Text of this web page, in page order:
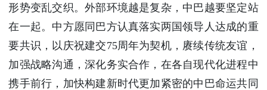
形势变乱交织。外部环境越是复杂，中巴越要坚定站
在一起。中方愿同巴方认真落实两国领导人达成的重
要共识，以庆祝建交75周年为契机，赓续传统友谊，
加强战略沟通，深化务实合作，在各自现代化进程中
携手前行，加快构建新时代更加紧密的中巴命运共同